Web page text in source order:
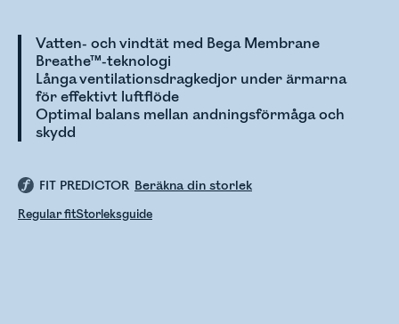
Vatten- och vindtät med Bega Membrane
Breathe™-teknologi
Långa ventilationsdragkedjor under ärmarna
för effektivt luftflöde
Optimal balans mellan andningsförmåga och
skydd
FIT PREDICTOR Beräkna din storlek
Regular fitStorleksguide